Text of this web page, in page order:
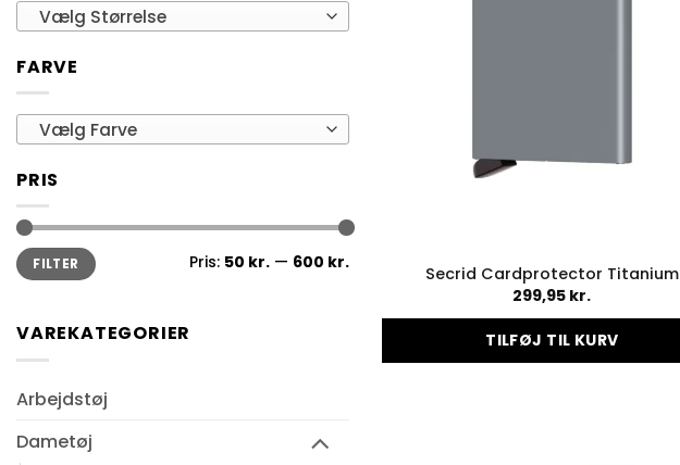
Vælg Størrelse
FARVE
Vælg Farve
PRIS
Mindste
pris
Højeste
prisFILTER Pris: 50 kr. — 600 kr.
VAREKATEGORIER
Arbejdstøj
Dametøj
Secrid Cardprotector Titanium
299,95 kr.
TILFØJ TIL KURV